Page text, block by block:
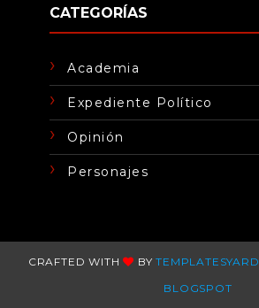
CATEGORÍAS
Academia
Expediente Político
Opinión
Personajes
CRAFTED WITH BYTEMPLATESYARD
BLOGSPOT